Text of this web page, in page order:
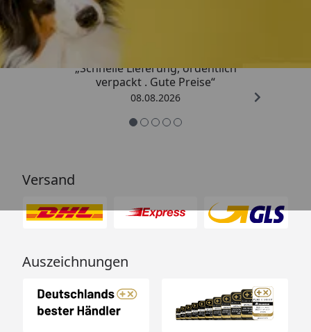
„Schnelle Lieferung, ordentlich
verpackt . Gute Preise“
08.08.2026
Versand
Auszeichnungen